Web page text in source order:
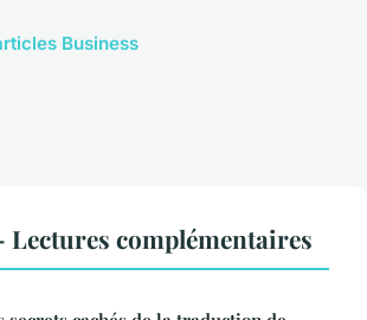
Business
complémentaires